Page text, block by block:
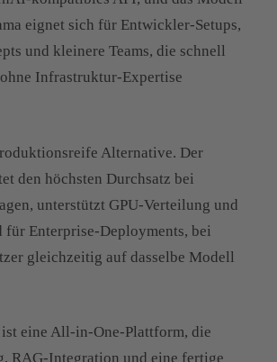
eignet sich für Entwickler-Setups,
und kleinere Teams, die schnell
Infrastruktur-Expertise
Alternative. Der
den höchsten Durchsatz bei
unterstützt GPU-Verteilung und
für Enterprise-Deployments, bei
gleichzeitig auf dasselbe Modell
ist eine All-in-One-Plattform, die
RAG-Integration und eine fertige